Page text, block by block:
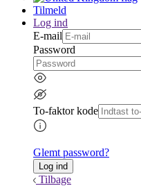
Tilmeld
Log ind
E-mail
Password
To-faktor kode
Glemt password?
Tilbage